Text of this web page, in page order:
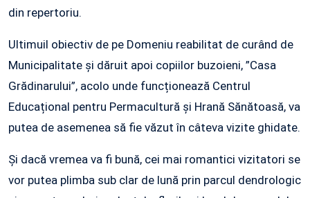
din repertoriu.
Ultimuil obiectiv de pe Domeniu reabilitat de curând de
Municipalitate și dăruit apoi copiilor buzoieni, ”Casa
Grădinarului”, acolo unde funcționează Centrul
Educațional pentru Permacultură și Hrană Sănătoasă, va
putea de asemenea să fie văzut în câteva vizite ghidate.
Și dacă vremea va fi bună, cei mai romantici vizitatori se
vor putea plimba sub clar de lună prin parcul dendrologic